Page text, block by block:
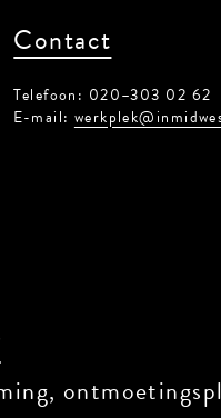
Contact
Telefoon: 020–303 02 62
E-mail: